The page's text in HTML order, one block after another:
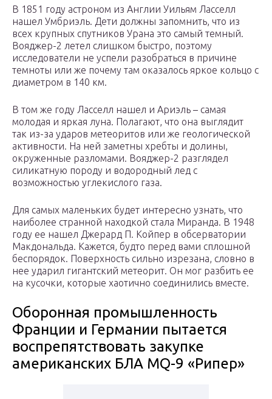
В 1851 году астроном из Англии Уильям Ласселл
нашел Умбриэль. Дети должны запомнить, что из
всех крупных спутников Урана это самый темный.
Вояджер-2 летел слишком быстро, поэтому
исследователи не успели разобраться в причине
темноты или же почему там оказалось яркое кольцо с
диаметром в 140 км.
В том же году Ласселл нашел и Ариэль – самая
молодая и яркая луна. Полагают, что она выглядит
так из-за ударов метеоритов или же геологической
активности. На ней заметны хребты и долины,
окруженные разломами. Вояджер-2 разглядел
силикатную породу и водородный лед с
возможностью углекислого газа.
Для самых маленьких будет интересно узнать, что
наиболее странной находкой стала Миранда. В 1948
году ее нашел Джерард П. Койпер в обсерватории
Макдональда. Кажется, будто перед вами сплошной
беспорядок. Поверхность сильно изрезана, словно в
нее ударил гигантский метеорит. Он мог разбить ее
на кусочки, которые хаотично соединились вместе.
Оборонная промышленность
Франции и Германии пытается
воспрепятствовать закупке
американских БЛА MQ-9 «Рипер»